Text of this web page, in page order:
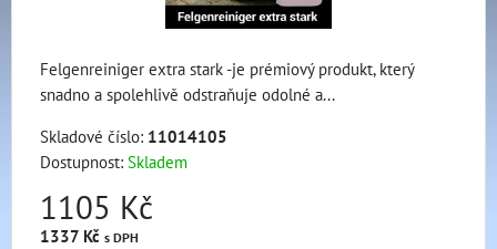
Felgenreiniger extra stark -je prémiový produkt, který
snadno a spolehlivě odstraňuje odolné a...
Skladové číslo: 11014105
Dostupnost: Skladem
1105 Kč
1337 Kč s DPH